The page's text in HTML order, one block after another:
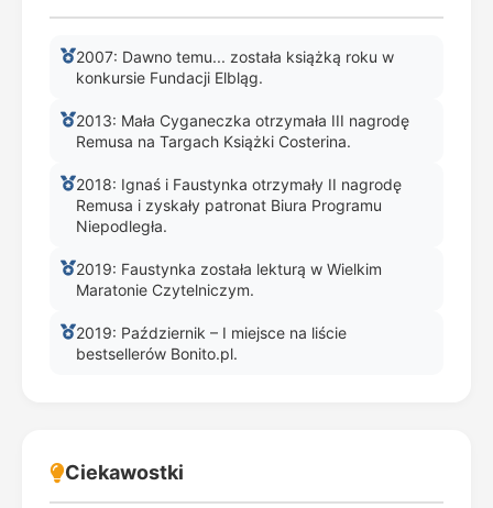
2007: Dawno temu... została książką roku w
konkursie Fundacji Elbląg.
2013: Mała Cyganeczka otrzymała III nagrodę
Remusa na Targach Książki Costerina.
2018: Ignaś i Faustynka otrzymały II nagrodę
Remusa i zyskały patronat Biura Programu
Niepodległa.
2019: Faustynka została lekturą w Wielkim
Maratonie Czytelniczym.
2019: Październik – I miejsce na liście
bestsellerów Bonito.pl.
Ciekawostki